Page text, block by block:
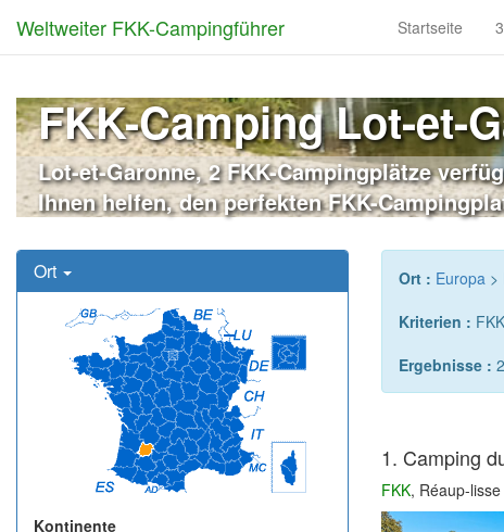
Weltweiter FKK-Campingführer Startseite
FKK-Camping Lot-et-
Lot-et-Garonne, 2 FKK-Campingplätze
Ihnen helfen, den perfekten FKK-
Ort
Kontinente
Ort : Europa >
Kriterien :
Ergebnisse :
1. Camping
FKK, Réaup-lisse